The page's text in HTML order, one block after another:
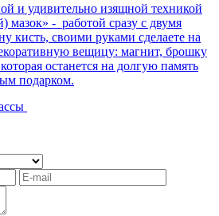
и удивительно изящной техникой
мазок» - работой сразу с двумя
кисть, своими руками сделаете на
вещицу: магнит, брошку
останется на долгую память
подарком.